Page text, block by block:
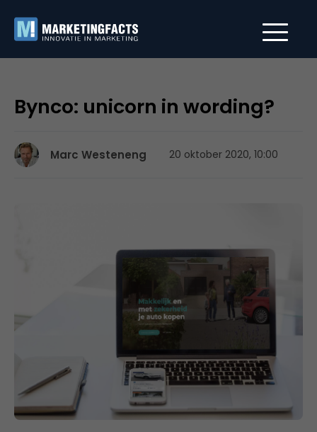
Bynco: unicorn in wording?
Marc Westeneng 20 oktober 2020, 10:00